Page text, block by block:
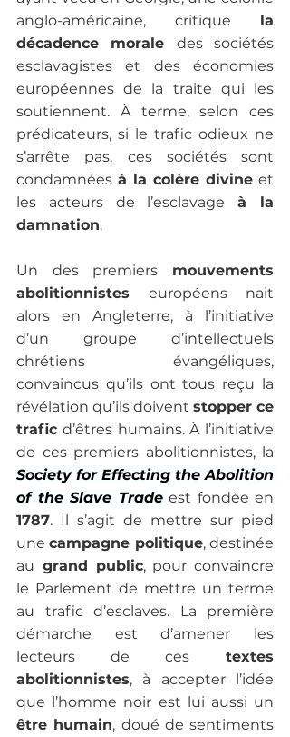
anglo-américaine, critique la
décadence morale des sociétés
esclavagistes et des économies
européennes de la traite qui les
soutiennent. À terme, selon ces
prédicateurs, si le trafic odieux ne
s’arrête pas, ces sociétés sont
condamnées à la colère divine et
les acteurs de l’esclavage à la
damnation.
Un des premiers mouvements
abolitionnistes européens nait
alors en Angleterre, à l’initiative
d’un groupe d’intellectuels
chrétiens évangéliques,
convaincus qu’ils ont tous reçu la
révélation qu’ils doivent stopper ce
trafic d’êtres humains. À l’initiative
Society for Effecting the Abolition
of the Slave Trade est fondée en
1787. Il s’agit de mettre sur pied
une campagne politique, destinée
au grand public, pour convaincre
le Parlement de mettre un terme
au trafic d’esclaves. La première
démarche est d’amener les
lecteurs de ces textes
abolitionnistes, à accepter l’idée
être humain, doué de sentiments